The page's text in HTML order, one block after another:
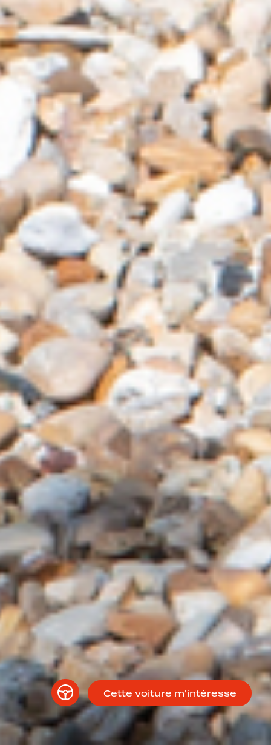
Cette voiture m'intéresse